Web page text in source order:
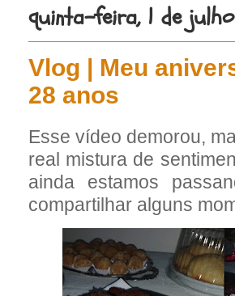
quinta-feira, 1 de
Vlog | Meu
28 anos
Esse vídeo demorou,
real mistura de
ainda estamos
compartilhar alguns